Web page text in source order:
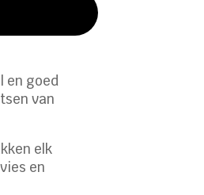
en goed
van
elk
en